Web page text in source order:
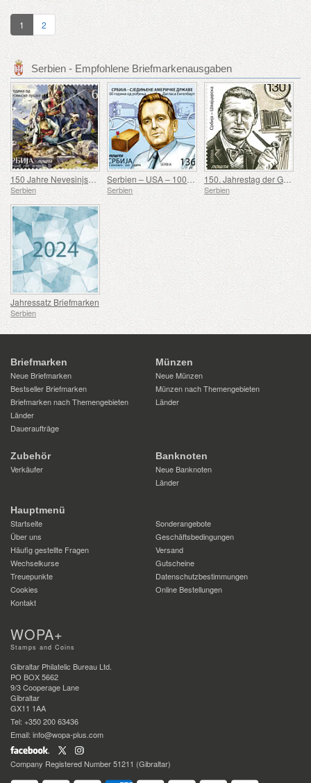
1 2
Serbien - Empfohlene Briefmarkenausgaben
150 Jahre Nevesinjska puška
Serbien
Serbien – USA – 100. Geburtstag von Douglas Engelbart
Serbien
150. Jahrestag der Geburt von Rodolphe Archibald Reiss
Serbien
Jahressatz Briefmarken
Serbien
Briefmarken
Neue Briefmarken
Bestseller Briefmarken
Briefmarken nach Themengebieten
Länder
Daueraufträge
Münzen
Neue Münzen
Münzen nach Themengebieten
Länder
Zubehör
Verkäufer
Banknoten
Neue Banknoten
Länder
Hauptmenü
Startseite
Sonderangebote
Über uns
Geschäftsbedingungen
Häufig gestellte Fragen
Versand
Wechselkurse
Gutscheine
Treuepunkte
Datenschutzbestimmungen
Cookies
Online Bestellungen
Kontakt
WOPA+
Stamps and Coins
Gibraltar Philatelic Bureau Ltd.
PO BOX 5662
9/3 Cooperage Lane
Gibraltar
GX11 1AA
Tel: +350 200 63436
Email: info@wopa-plus.com
Company Registered Number 51211 (Gibraltar)